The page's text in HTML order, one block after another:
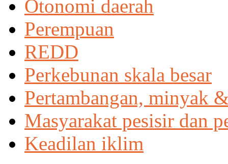
Otonomi daerah
Perempuan
REDD
Perkebunan skala besar
Pertambangan, minyak
Masyarakat pesisir dan
Keadilan iklim